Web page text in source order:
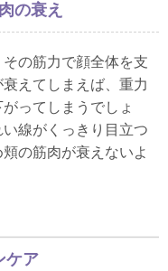
の衰え
の筋力で顔全体を支
えてしまえば、重力
ってしまうでしょ
線がくっきり目立つ
の筋肉が衰えないよ
ケア